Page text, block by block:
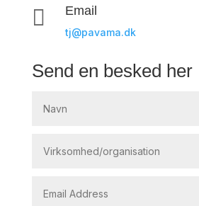
 Email
tj@pavama.dk
Send en besked her